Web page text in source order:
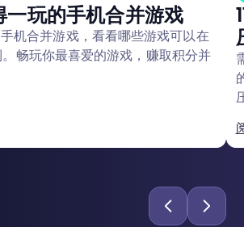
一玩的手机合并游戏
机合并游戏，看看哪些游戏可以在
畅玩你最喜爱的游戏，赚取积分并